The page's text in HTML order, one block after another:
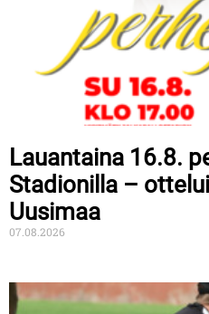
Lauantaina 16.8.
Stadionilla –
Uusimaa
07.08.2026